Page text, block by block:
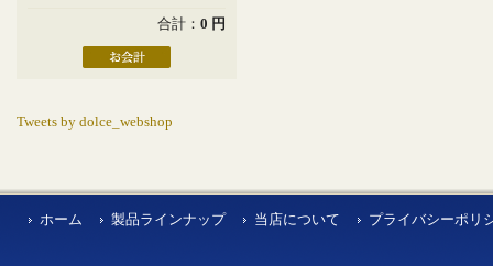
合計： 0 円
Tweets by dolce_webshop
ホーム 製品ラインナップ 当店について プライバシーポリ